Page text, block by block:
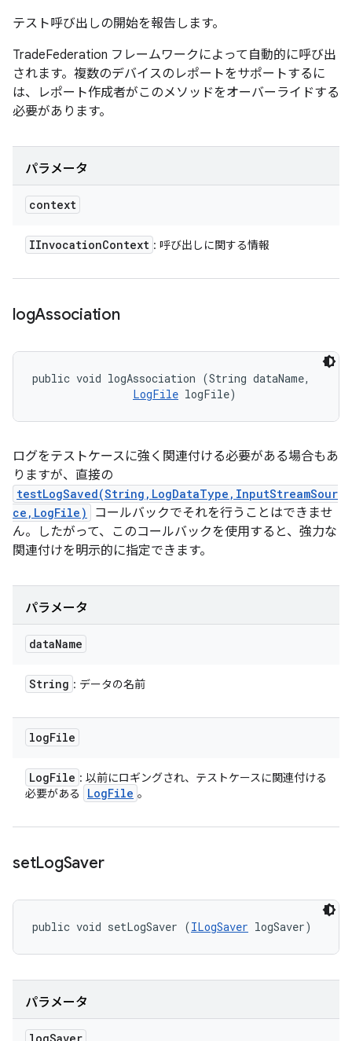
テスト呼び出しの開始を報告します。
TradeFederation フレームワークによって自動的に呼び出
されます。複数のデバイスのレポートをサポートするに
は、レポート作成者がこのメソッドをオーバーライドする
必要があります。
パラメータ
context
IInvocationContext : 呼び出しに関する情報
logAssociation
public void logAssociation (String dataName,
LogFile logFile)
ログをテストケースに強く関連付ける必要がある場合もあ
りますが、直接の
testLogSaved(String,LogDataType,InputStreamSour
ce,LogFile)
コールバックでそれを行うことはできませ
ん。したがって、このコールバックを使用すると、強力な
関連付けを明示的に指定できます。
パラメータ
dataName
String : データの名前
logFile
LogFile : 以前にロギングされ、テストケースに関連付ける
必要がある
LogFile 。
setLogSaver
public void setLogSaver (ILogSaver logSaver)
パラメータ